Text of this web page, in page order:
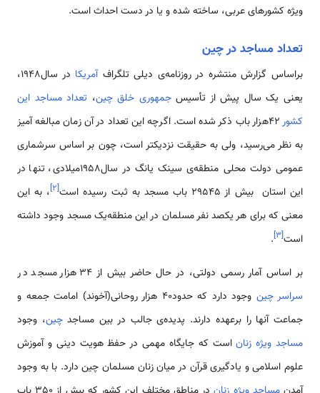
ویژه کشورهای عربی، ساخته شده و یا در دست احداث است.
تعداد مساجد در چین
براساس گزارش منتشره در روزنامه‌ی دیلی تلگرافآمریکا
در سال1948،
یعنی یک سال پیش از تأسیسجمهوری خلق چین، تعداد مساجد این
کشور
42هزار باب ذکر شده است. اگرچه این تعداد در آن زمان مبالغه آمیز
به نظر می‌رسید، ولی به حقیقت نزدیک­تر است، چون بر اساس سرشماری
عمومی دولت محلی منطقه‌ی سین­ک یانگ در سال1958میلادی، تنها در
این استان بیش از 29545 باب مسجد به ثبت رسیده است
[۲]، به این
معنی­ که برای هر یکصد نفر مسلمان در این منطقه‌یک مسجد وجود داشته
است[۳]
.
بر اساس آمار رسمی دولتی، در حال حاضر بیش از 34 هزار مسجد در
سراسر چین
وجود دارد که حدود40 هزار روحانی(آخوند) امامت جمعه و
جماعت آنها را برعهده دارند. پدیده­‌ی جالب در بین مساجدچین، وجود
مساجد ویژه زناناست که جایگاه مهمی در حفظ هویت دینی و آموزش
علوم اسلامی و یادگیری قرآن در میان زنان مسلمان چین دارد. با به وجود